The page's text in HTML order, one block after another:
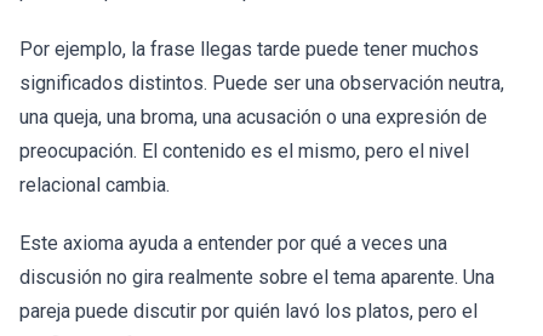
Por ejemplo, la frase llegas tarde puede tener muchos
significados distintos. Puede ser una observación neutra,
una queja, una broma, una acusación o una expresión de
preocupación. El contenido es el mismo, pero el nivel
relacional cambia.
Este axioma ayuda a entender por qué a veces una
discusión no gira realmente sobre el tema aparente. Una
pareja puede discutir por quién lavó los platos, pero el